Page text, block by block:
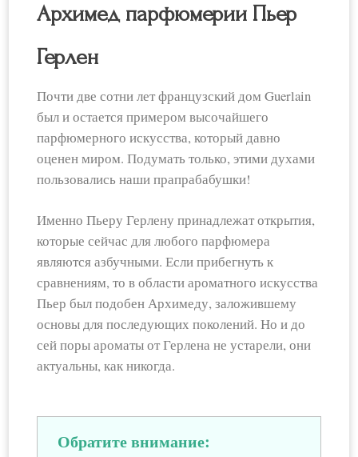
Архимед парфюмерии Пьер
Герлен
Почти две сотни лет французский дом Guerlain
был и остается примером высочайшего
парфюмерного искусства, который давно
оценен миром. Подумать только, этими духами
пользовались наши прапрабабушки!
Именно Пьеру Герлену принадлежат открытия,
которые сейчас для любого парфюмера
являются азбучными. Если прибегнуть к
сравнениям, то в области ароматного искусства
Пьер был подобен Архимеду, заложившему
основы для последующих поколений. Но и до
сей поры ароматы от Герлена не устарели, они
актуальны, как никогда.
Обратите внимание: